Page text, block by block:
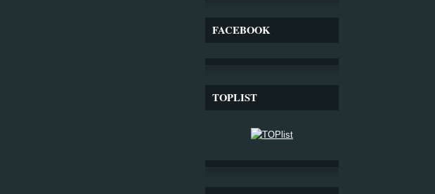
FACEBOOK
TOPLIST